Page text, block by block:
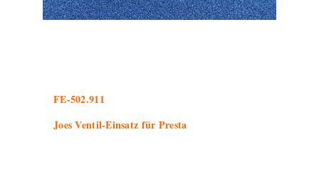
FE-502.911
Joes Ventil-Einsatz für Presta